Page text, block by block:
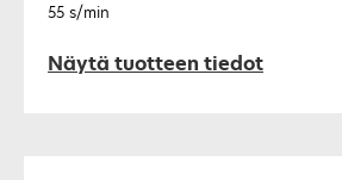
55 s/min
Näytä tuotteen tiedot